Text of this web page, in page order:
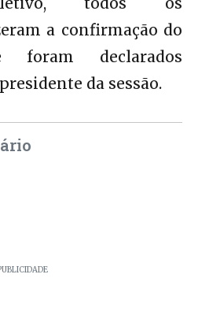
a confirmação do
foram declarados
da sessão.